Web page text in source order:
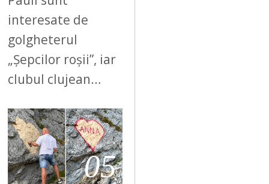
interesate de
golgheterul
„Șepcilor roșii”, iar
clubul clujean…
05